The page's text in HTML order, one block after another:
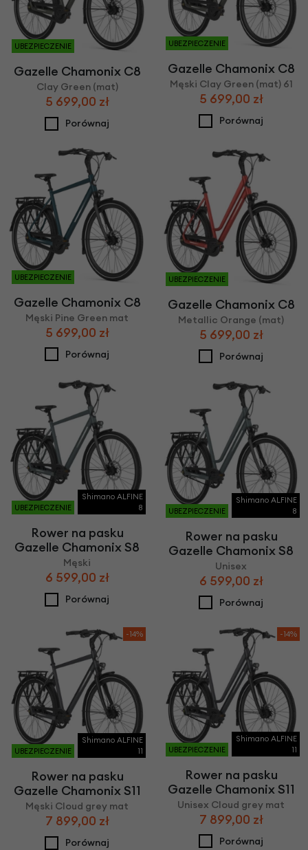
UBEZPIECZENIE
Gazelle Chamonix C8
Clay Green (mat)
5 699,00 zł
Porównaj
UBEZPIECZENIE
Gazelle Chamonix C8
Męski Clay Green (mat) 61
5 699,00 zł
Porównaj
UBEZPIECZENIE
Gazelle Chamonix C8
Męski Pine Green mat
5 699,00 zł
Porównaj
UBEZPIECZENIE
Gazelle Chamonix C8
Metallic Orange (mat)
5 699,00 zł
Porównaj
UBEZPIECZENIE
Shimano ALFINE
8
Rower na pasku
Gazelle Chamonix S8
Męski
6 599,00 zł
Porównaj
UBEZPIECZENIE
Shimano ALFINE
8
Rower na pasku
Gazelle Chamonix S8
Unisex
6 599,00 zł
Porównaj
-14%
UBEZPIECZENIE
Shimano ALFINE
11
Rower na pasku
Gazelle Chamonix S11
Męski Cloud grey mat
7 899,00 zł
Porównaj
-14%
UBEZPIECZENIE
Shimano ALFINE
11
Rower na pasku
Gazelle Chamonix S11
Unisex Cloud grey mat
7 899,00 zł
Porównaj